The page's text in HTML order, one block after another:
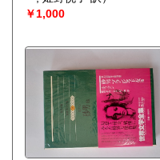
￥1,000